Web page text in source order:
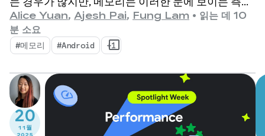
항목이 구축되는 조용한 기반 역할을 합니다. 기기 메
모리가 그 어느 때보다 중요해지는 추세가 나타나고
있습니다.
Alice Yuan, Ajesh Pai, Fung Lam • 읽는 데 10
분 소요
#메모리 #Android +1
20
11월